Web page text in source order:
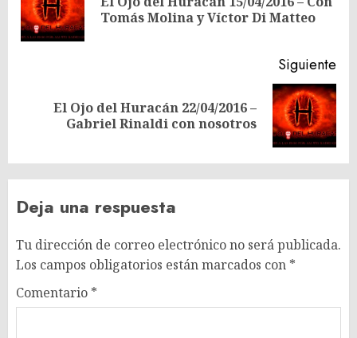
entradasTomás Molina y Víctor Di Matteo
Siguiente
Siguiente
entrada:
El Ojo del Huracán 22/04/2016 –
Gabriel Rinaldi con nosotros
Deja una respuesta
Tu dirección de correo electrónico no será publicada.
Los campos obligatorios están marcados con *
Comentario *